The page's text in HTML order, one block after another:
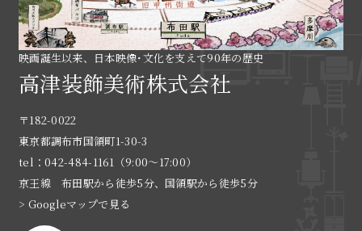
映画誕生以来、日本映像･文化を支えて90年の歴史
高津装飾美術株式会社
〒182-0022
東京都調布市国領町1-30-3
tel：042-484-1161（9:00〜17:00）
京王線 布田駅から徒歩5分、国領駅から徒歩5分
> Googleマップで見る